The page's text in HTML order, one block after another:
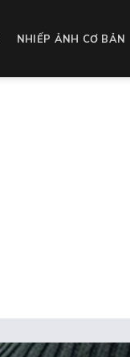
NHIẾP ẢNH CƠ BẢN